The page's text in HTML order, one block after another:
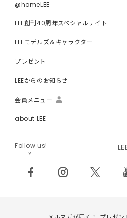
@homeLEE
LEE創刊40周年スペシャルサイト
LEEモデルズ＆キャラクター
プレゼント
LEEからのお知らせ
会員メニュー
about LEE
Follow us!